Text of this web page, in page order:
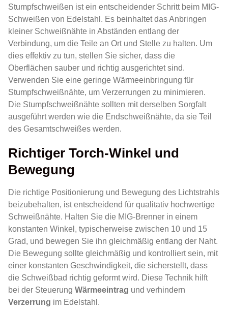
Stumpfschweißen ist ein entscheidender Schritt beim MIG-
Schweißen von Edelstahl. Es beinhaltet das Anbringen
kleiner Schweißnähte in Abständen entlang der
Verbindung, um die Teile an Ort und Stelle zu halten. Um
dies effektiv zu tun, stellen Sie sicher, dass die
Oberflächen sauber und richtig ausgerichtet sind.
Verwenden Sie eine geringe Wärmeeinbringung für
Stumpfschweißnähte, um Verzerrungen zu minimieren.
Die Stumpfschweißnähte sollten mit derselben Sorgfalt
ausgeführt werden wie die Endschweißnähte, da sie Teil
des Gesamtschweißes werden.
Richtiger Torch-Winkel und
Bewegung
Die richtige Positionierung und Bewegung des Lichtstrahls
beizubehalten, ist entscheidend für qualitativ hochwertige
Schweißnähte. Halten Sie die MIG-Brenner in einem
konstanten Winkel, typischerweise zwischen 10 und 15
Grad, und bewegen Sie ihn gleichmäßig entlang der Naht.
Die Bewegung sollte gleichmäßig und kontrolliert sein, mit
einer konstanten Geschwindigkeit, die sicherstellt, dass
die Schweißbad richtig geformt wird. Diese Technik hilft
bei der Steuerung Wärmeeintrag und verhindern
Verzerrung im Edelstahl.